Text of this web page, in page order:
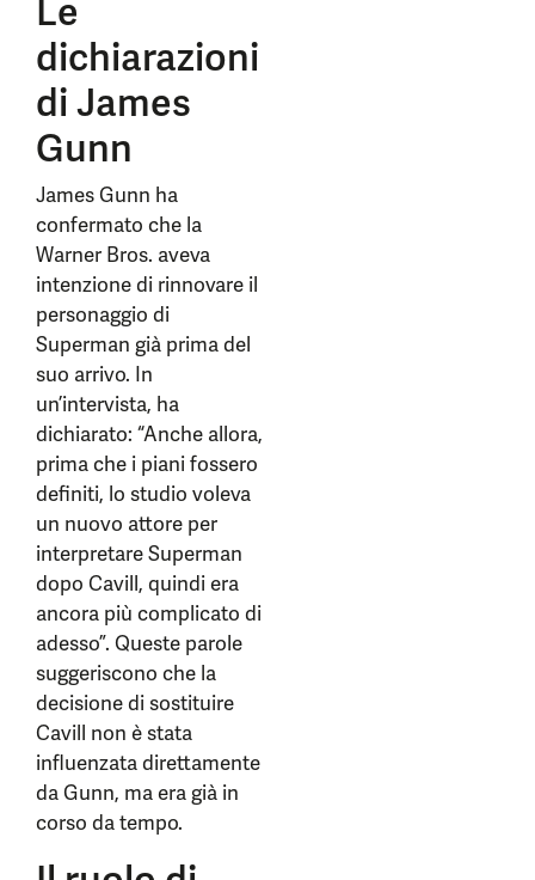
Le
dichiarazioni
di James
Gunn
James Gunn ha
confermato che la
Warner Bros. aveva
intenzione di rinnovare il
personaggio di
Superman già prima del
suo arrivo. In
un’intervista, ha
dichiarato: “Anche allora,
prima che i piani fossero
definiti, lo studio voleva
un nuovo attore per
interpretare Superman
dopo Cavill, quindi era
ancora più complicato di
adesso”. Queste parole
suggeriscono che la
decisione di sostituire
Cavill non è stata
influenzata direttamente
da Gunn, ma era già in
corso da tempo.